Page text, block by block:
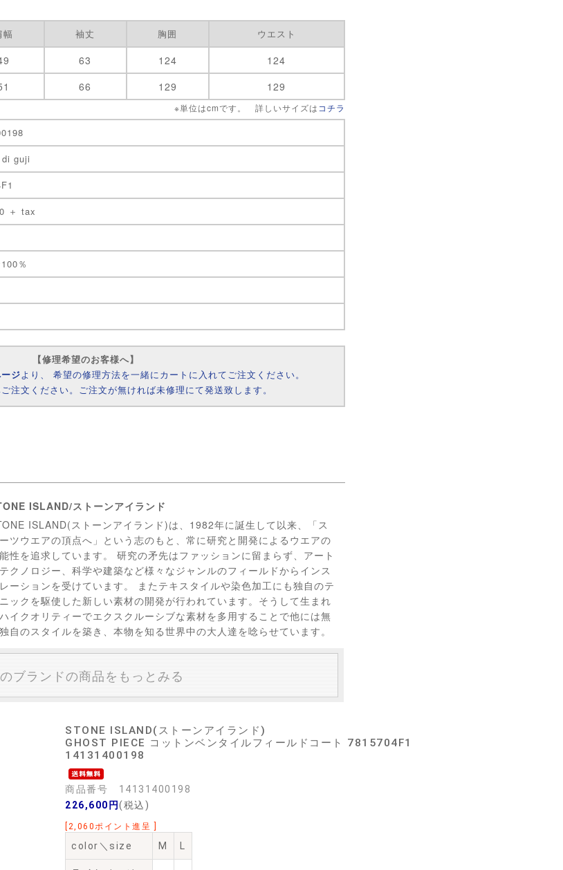
幅 袖丈 胸囲 ウエスト
63 124
124
66 129 129
※単位はcmです。 詳しいサイズは コチラ
guji
＋ tax
％
【修理希望のお客様へ】
ジより、 希望の修理方法を一緒にカートに入れてご注文ください。
注文ください。ご注文が無ければ未修理にて発送致します。
ISLAND/ストーンアイランド
ISLAND(ストーンアイランド)は、1982年に誕生して以来、「ス
ツウエアの頂点へ」という志のもと、常に研究と開発によるウエアの
性を追求しています。 研究の矛先はファッションに留まらず、アート
クノロジー、科学や建築など様々なジャンルのフィールドからインス
ーションを受けています。 またテキスタイルや染色加工にも独自のテ
ックを駆使した新しい素材の開発が行われています。そうして生まれ
イクオリティーでエクスクルーシブな素材を多用することで他には無
自のスタイルを築き、本物を知る世界中の大人達を唸らせています。
ブランドの商品をもっとみる
STONE ISLAND(ストーンアイランド)
GHOST PIECE コットンベンタイルフィールドコート 7815704F1
14131400198
商品番号 14131400198
226,600円(税込)
[2,060ポイント進呈 ]
color＼size M L